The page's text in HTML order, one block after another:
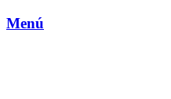
Menú